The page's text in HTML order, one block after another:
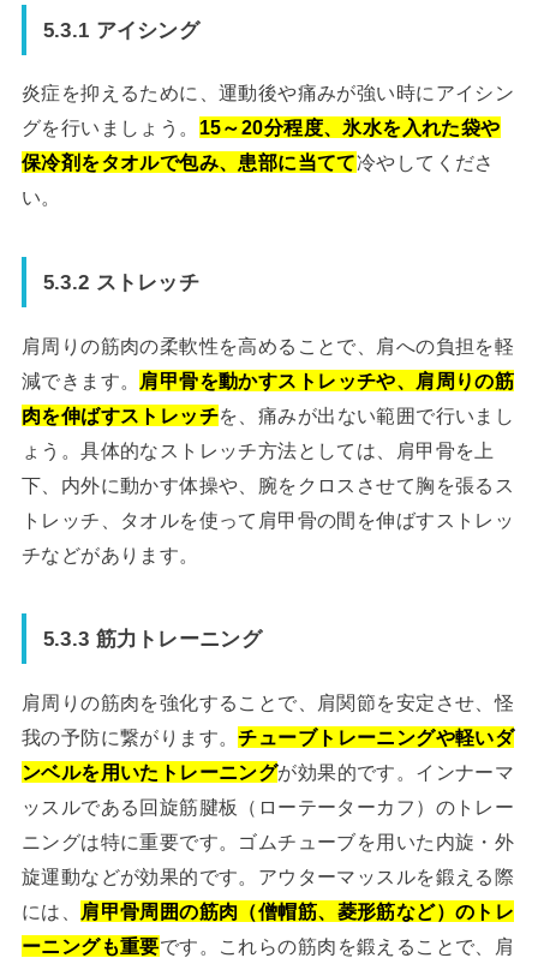
5.3.1 アイシング
炎症を抑えるために、運動後や痛みが強い時にアイシン
グを行いましょう。 15～20分程度、氷水を入れた袋や
保冷剤をタオルで包み、患部に当てて冷やしてくださ
い。
5.3.2 ストレッチ
肩周りの筋肉の柔軟性を高めることで、肩への負担を軽
減できます。 肩甲骨を動かすストレッチや、肩周りの筋
肉を伸ばすストレッチを、痛みが出ない範囲で行いまし
ょう。具体的なストレッチ方法としては、肩甲骨を上
下、内外に動かす体操や、腕をクロスさせて胸を張るス
トレッチ、タオルを使って肩甲骨の間を伸ばすストレッ
チなどがあります。
5.3.3 筋力トレーニング
肩周りの筋肉を強化することで、肩関節を安定させ、怪
我の予防に繋がります。チューブトレーニングや軽いダ
ンベルを用いたトレーニングが効果的です。インナーマ
ッスルである回旋筋腱板（ローテーターカフ）のトレー
ニングは特に重要です。ゴムチューブを用いた内旋・外
旋運動などが効果的です。アウターマッスルを鍛える際
には、
肩甲骨周囲の筋肉（僧帽筋、菱形筋など）のトレ
ーニングも重要です。これらの筋肉を鍛えることで、肩